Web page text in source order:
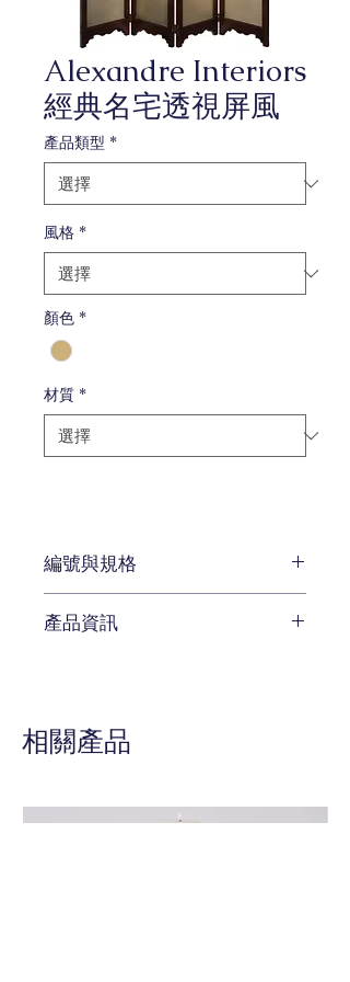
Alexandre Interiors
經典名宅透視屏風
產品類型 *
風格 *
顏色 *
材質 *
編號與規格
編號 E597-0050
產品資訊
相關產品